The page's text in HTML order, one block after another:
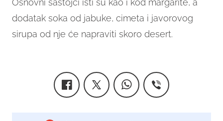
Osnovni sastojci isti su kao i kod margarite, a
dodatak soka od jabuke, cimeta i javorovog
sirupa od nje će napraviti skoro desert.